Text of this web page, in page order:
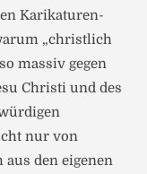
Karikaturen-
„christlich
massiv gegen
Christi und des
nur von
den eigenen